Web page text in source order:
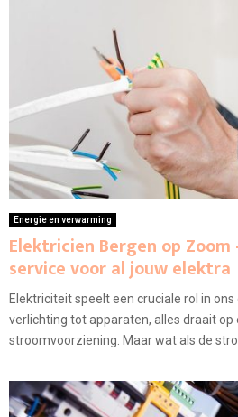
Energie en verwarming
Elektricien Bergen op
service voor al jouw elektra
Elektriciteit speelt een cruciale rol in ons
verlichting tot apparaten, alles draait op
stroomvoorziening. Maar wat als de